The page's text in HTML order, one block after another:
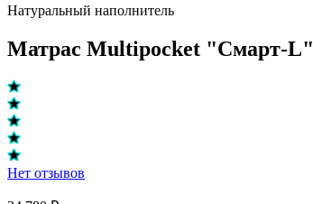
Натуральный наполнитель
Матрас Multipocket "Смарт-L"
Нет отзывов